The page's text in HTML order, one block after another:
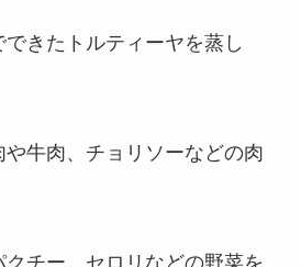
できたトルティーヤを蒸し
牛肉、チョリソーなどの肉
チー、セロリなどの野菜を